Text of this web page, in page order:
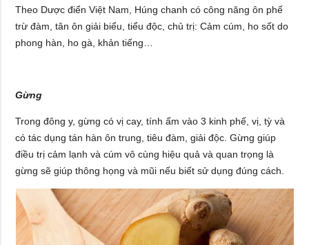
Theo Dược điển Việt Nam, Húng chanh có công năng ôn phế
trừ đàm, tân ôn giải biểu, tiểu độc, chủ trị: Cảm cúm, ho sốt do
phong hàn, ho gà, khản tiếng…
Gừng
Trong đông y, gừng có vị cay, tính ấm vào 3 kinh phế, vị, tỳ và
có tác dụng tán hàn ôn trung, tiêu đàm, giải độc. Gừng giúp
điều trị cảm lạnh và cúm vô cùng hiệu quả và quan trọng là
gừng sẽ giúp thông họng và mũi nếu biết sử dụng đúng cách.